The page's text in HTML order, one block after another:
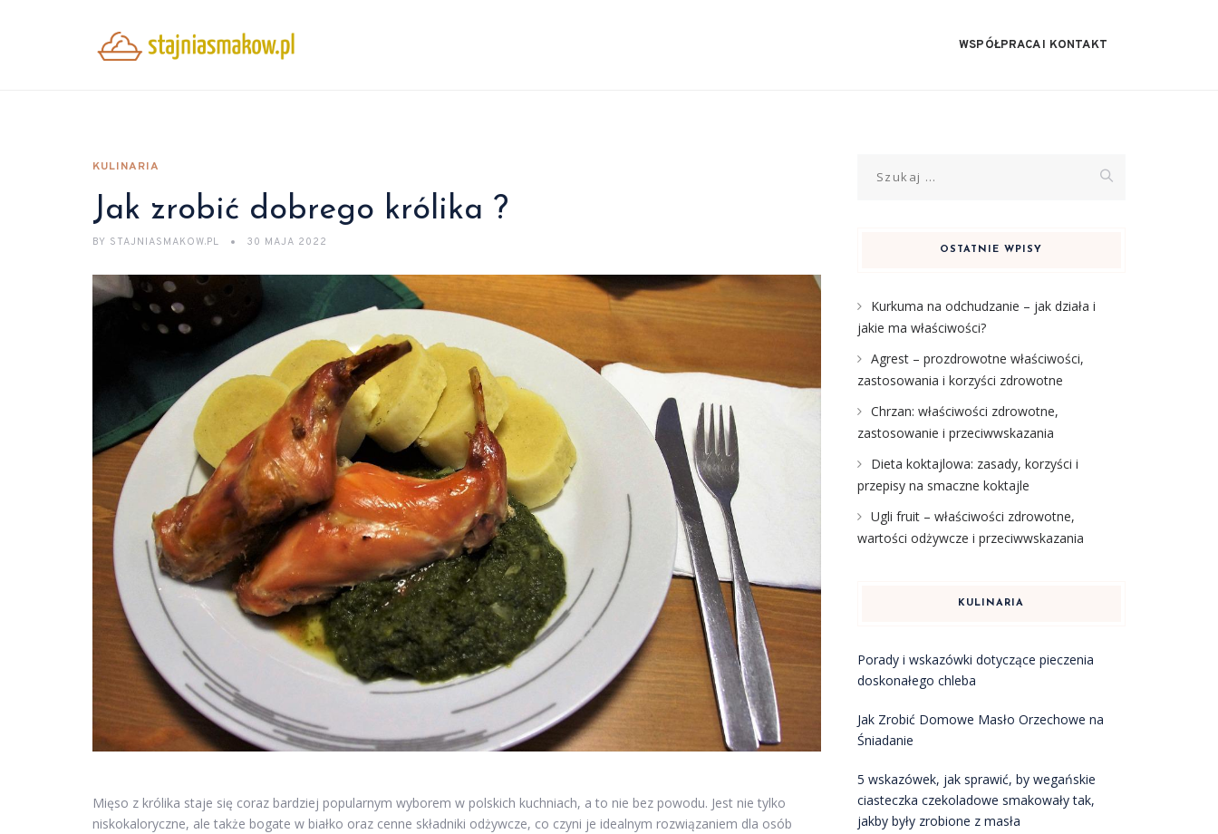
WSPÓŁPRACA I KONTAKT
KULINARIA
Jak zrobić dobrego królika ?
BY STAJNIASMAKOW.PL 30 MAJA 2022
Mięso z królika staje się coraz bardziej popularnym wyborem w polskich kuchniach, a to nie bez powodu. Jest nie tylko
niskokaloryczne, ale także bogate w białko oraz cenne składniki odżywcze, co czyni je idealnym rozwiązaniem dla osób
OSTATNIE WPISY
Kurkuma na odchudzanie – jak działa i
jakie ma właściwości?
Agrest – prozdrowotne właściwości,
zastosowania i korzyści zdrowotne
Chrzan: właściwości zdrowotne,
zastosowanie i przeciwwskazania
Dieta koktajlowa: zasady, korzyści i
przepisy na smaczne koktajle
Ugli fruit – właściwości zdrowotne,
wartości odżywcze i przeciwwskazania
KULINARIA
Porady i wskazówki dotyczące pieczenia
doskonałego chleba
Jak Zrobić Domowe Masło Orzechowe na
Śniadanie
5 wskazówek, jak sprawić, by wegańskie
ciasteczka czekoladowe smakowały tak,
jakby były zrobione z masła